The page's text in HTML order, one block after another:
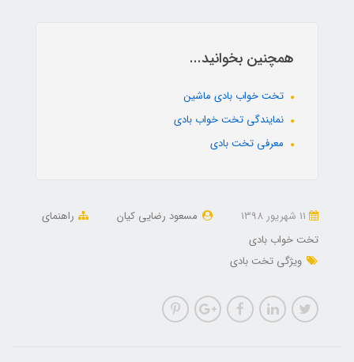
همچنین بخوانید...
تخت خواب بادی ماشین
نمایندگی تخت خواب بادی
معرفی تخت بادی
مسعود رضایی کیان
راهنمای
تخت خواب بادی
ویژگی تخت بادی